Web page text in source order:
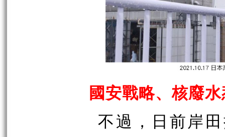
國安戰略、核廢
不過，日前岸